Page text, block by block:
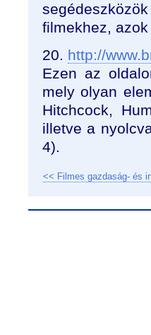
filmekhez,
20. http://
Ezen az
mely olyan
Hitchcock,
illetve a
4).
<< Filmes gazdaság- és